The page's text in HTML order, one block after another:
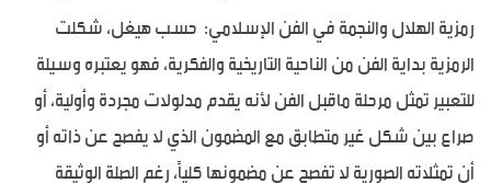
رمزية الهلال والنجمة في الفن الإسلامي: حسب هيغل، شكلت
الرمزية بداية الفن من الناحية التاريخية والفكرية، فهو يعتبره وسيلة
للتعبير تمثل مرحلة ماقبل الفن لأنه يقدم مدلولات مجردة وأولية، أو
صراع بين شكل غير متطابق مع المضمون الذي لا يفصح عن ذاته أو
أن تمثلاته الصورية لا تفصح عن مضمونها كلياً، رغم الصلة الوثيقة